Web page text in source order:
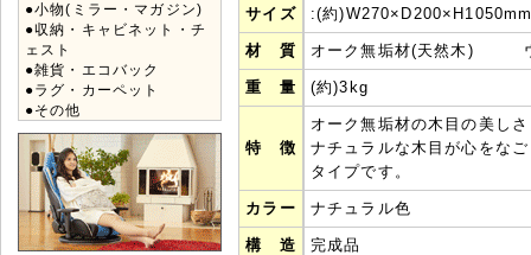
●小物(ミラー・マガジン)
●収納・キャビネット・チ
ェスト
●雑貨・エコバック
●ラグ・カーペット
●その他
サイズ :(約
材 質 オーク無垢材(天然木)
重 量 (約)3kg
特 徴
オーク無垢材の木目の美し
ナチュラルな木目が心をな
タイプです。
カラー ナチュラル色
構 造 完成品